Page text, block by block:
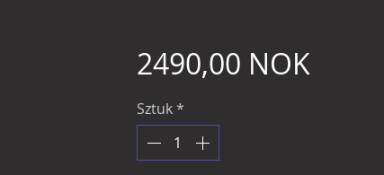
2490,00 NOKCena
Sztuk*